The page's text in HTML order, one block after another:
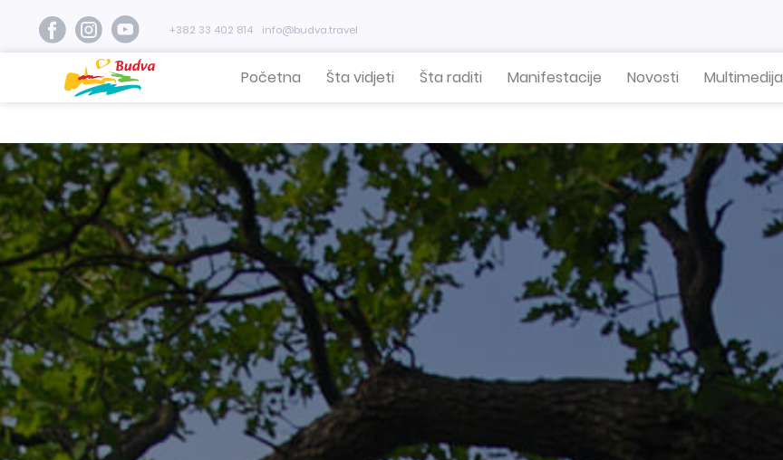
+382 33 402 814 info@budva.travel
Početna Šta vidjeti Šta raditi Manifestacije Novosti Multimedija